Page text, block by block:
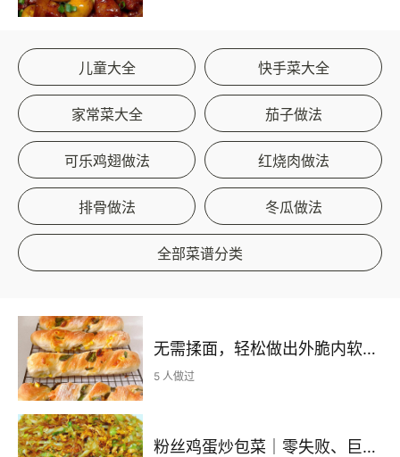
儿童大全 快手菜大全
家常菜大全 茄子做法
可乐鸡翅做法 红烧肉做法
排骨做法 冬瓜做法
全部菜谱分类
无需揉面，轻松做出外脆内软的恰巴塔扭扭棒，手残党们的福利来咯~
5 人做过
粉丝鸡蛋炒包菜｜零失败、巨下饭